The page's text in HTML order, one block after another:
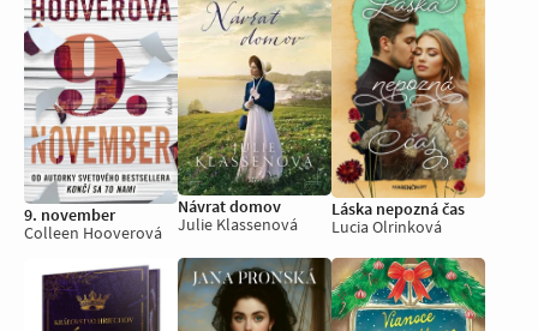
9. november
Colleen Hooverová
Návrat domov
Julie Klassenová
Láska nepozná čas
Lucia Olrinková